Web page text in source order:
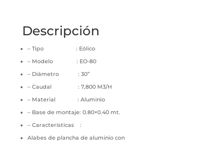
Descripción
– Tipo : Eólico
– Modelo : EO-80
– Diámetro : 30”
– Caudal : 7,800 M3/H
– Material : Aluminio
– Base de montaje: 0.80×0.40 mt.
– Características :
Alabes de plancha de aluminio con